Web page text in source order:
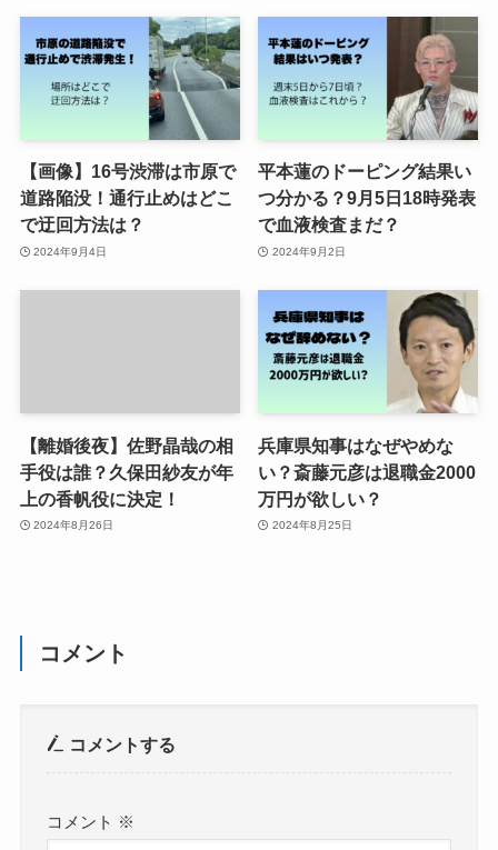
【画像】16号渋滞は市原で
道路陥没！通行止めはどこ
で迂回方法は？
2024年9月4日
平本蓮のドーピング結果い
つ分かる？9月5日18時発表
で血液検査まだ？
2024年9月2日
【離婚後夜】佐野晶哉の相
手役は誰？久保田紗友が年
上の香帆役に決定！
2024年8月26日
兵庫県知事はなぜやめな
い？斎藤元彦は退職金2000
万円が欲しい？
2024年8月25日
コメント
コメントする
コメント ※